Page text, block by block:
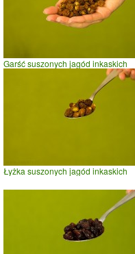
Garść suszonych jagód inkaskich
Łyżka suszonych jagód inkaskich